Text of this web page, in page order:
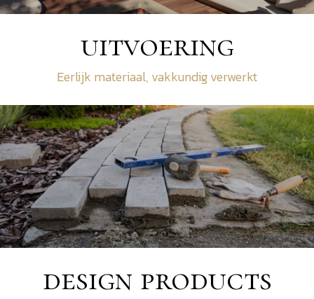
uitvoering
Eerlijk materiaal, vakkundig verwerkt
design products